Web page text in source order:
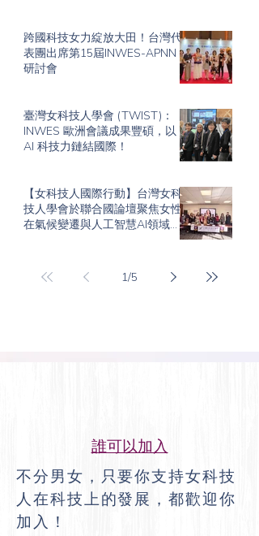
跨國科技女力綻放大田！台灣代
表團出席第15屆INWES-APNN
研討會
臺灣女科技人學會 (TWIST)：
INWES 歐洲會議成果豐碩，以
AI 科技力鏈結國際！
【女科技人國際行動】台灣女科
技人學會於聯合國論壇聚焦女性
在氣候變遷與人工智慧AI領域的
1/5
誰可以加入
不分男女，只要你支持女科技
人在科技上的發展，都歡迎你
加入！